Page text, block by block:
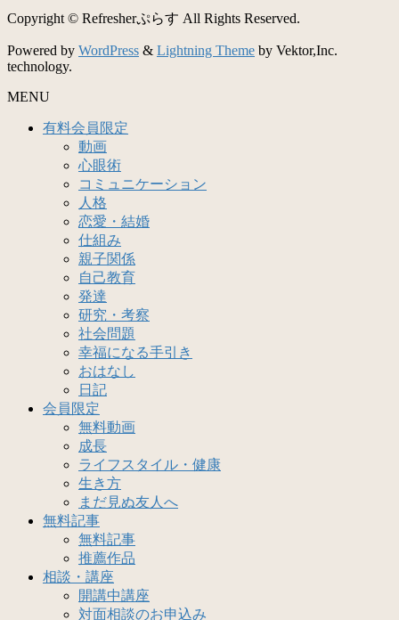
Copyright © Refresherぷらす All Rights Reserved.
Powered by WordPress & Lightning Theme by Vektor,Inc.
technology.
MENU
有料会員限定
動画
心眼術
コミュニケーション
人格
恋愛・結婚
仕組み
親子関係
自己教育
発達
研究・考察
社会問題
幸福になる手引き
おはなし
日記
会員限定
無料動画
成長
ライフスタイル・健康
生き方
まだ見ぬ友人へ
無料記事
無料記事
推薦作品
相談・講座
開講中講座
対面相談のお申込み